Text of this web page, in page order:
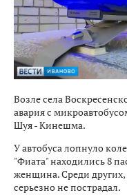
Возле села
авария с
Шуя - Кинешма.
У автобуса лопнуло
"Фиата" находились 8
женщина. Среди
серьезно не пострадал.